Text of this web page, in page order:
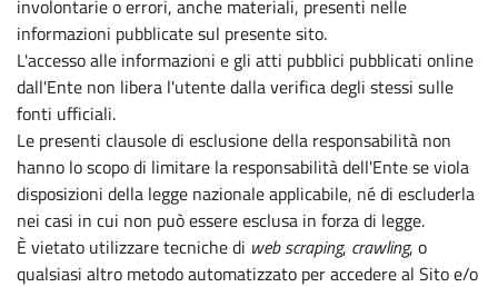
involontarie o errori, anche materiali, presenti nelle
informazioni pubblicate sul presente sito.
L'accesso alle informazioni e gli atti pubblici pubblicati online
dall'Ente non libera l'utente dalla verifica degli stessi sulle
fonti ufficiali.
Le presenti clausole di esclusione della responsabilità non
hanno lo scopo di limitare la responsabilità dell'Ente se viola
disposizioni della legge nazionale applicabile, né di escluderla
nei casi in cui non può essere esclusa in forza di legge.
È vietato utilizzare tecniche di web scraping, crawling, o
qualsiasi altro metodo automatizzato per accedere al Sito e/o